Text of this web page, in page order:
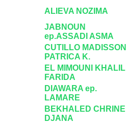
ALIEVA NOZIMA
JABNOUN
ep.ASSADI ASMA
CUTILLO MADISSON
PATRICA K.
EL MIMOUNI KHALIL
FARIDA
DIAWARA ep.
LAMARE
BEKHALED CHRINE
DJANA